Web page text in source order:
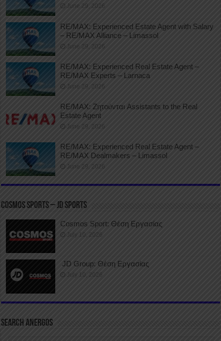
June 29, 2026
RE/MAX: Experienced Estate Agent with Salary
– RE/MAX Alliance – Limassol
June 29, 2026
RE/MAX: Experienced Real Estate Agent –
RE/MAX Experts – Larnaca
June 29, 2026
RE/MAX: Ζητούνται Assistants to the Real
Estate Agent
June 29, 2026
RE/MAX: Experienced Real Estate Agent –
RE/MAX Dealmakers – Limassol
June 29, 2026
COSMOS SPORTS – JD SPORTS
Cosmos Sport: Θέση Εργασίας
July 10, 2026
JD Group: Θέση Εργασίας
July 10, 2026
SEARCH ANERGOS